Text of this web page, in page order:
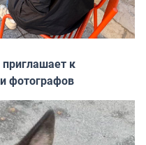
к
фотографов